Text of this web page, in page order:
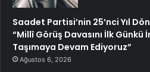
Saadet Partisi’nin 25’nci Yıl
“Millî Görüş Davasını İlk Günkü
Taşımaya Devam Ediyoruz”
Ağustos 6, 2026